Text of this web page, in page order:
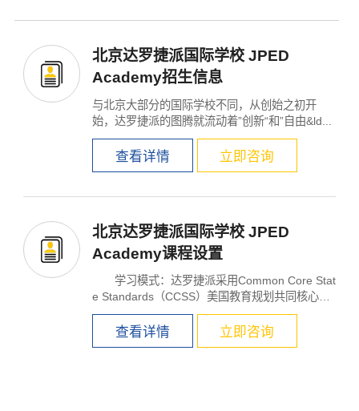
北京达罗捷派国际学校 JPED
Academy招生信息
与北京大部分的国际学校不同，从创始之初开
始，达罗捷派的图腾就流动着”创新“和”自由&ld...
查看详情 立即咨询
北京达罗捷派国际学校 JPED
Academy课程设置
学习模式：达罗捷派采用Common Core Stat
e Standards（CCSS）美国教育规划共同核心标
准课程体系，开...
查看详情 立即咨询